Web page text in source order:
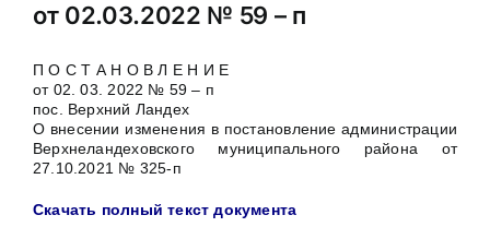
от 02.03.2022 № 59 – п
П О С Т А Н О В Л Е Н И Е
от 02. 03. 2022 № 59 – п
пос. Верхний Ландех
О внесении изменения в постановление администрации
Верхнеландеховского муниципального района от
27.10.2021 № 325-п
Скачать полный текст документа